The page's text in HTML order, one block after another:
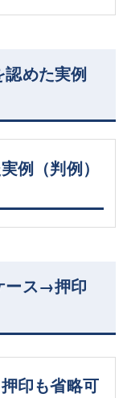
認めた実例
例（判例）
ース→押印
印も省略可